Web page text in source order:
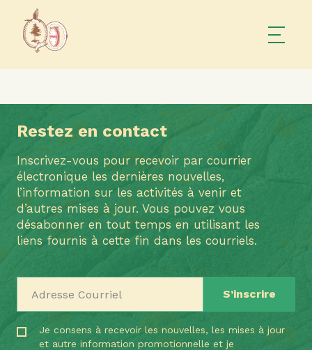
Restez en contact
Inscrivez-vous pour recevoir par courrier
électronique les dernières nouvelles,
l’information sur les activités à venir et
d’autres mises à jour. Vous pouvez vous
désabonner en tout temps en utilisant les
liens fournis à cette fin dans les courriels.
Je consens à recevoir les nouvelles, les mises à jour
et autre information promotionnelle et je